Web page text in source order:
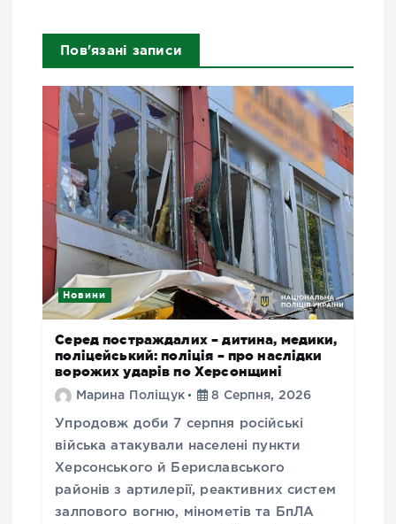
Пов'язані записи
Новини
Серед постраждалих – дитина, медики,
поліцейський: поліція – про наслідки
ворожих ударів по Херсонщині
Марина Поліщук 8 Серпня, 2026
Упродовж доби 7 серпня російські
війська атакували населені пункти
Херсонського й Бериславського
районів з артилерії, реактивних систем
залпового вогню, мінометів та БпЛА